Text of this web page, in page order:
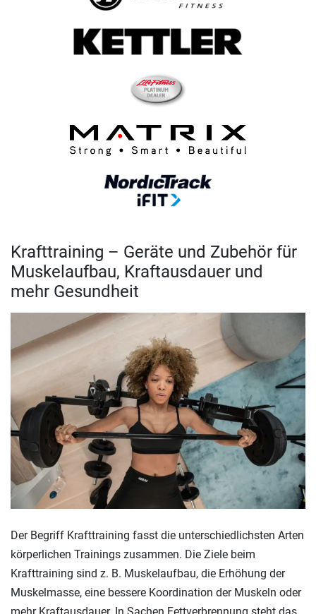
Krafttraining – Geräte und Zubehör für
Muskelaufbau, Kraftausdauer und
mehr Gesundheit
Der Begriff Krafttraining fasst die unterschiedlichsten Arten
körperlichen Trainings zusammen. Die Ziele beim
Krafttraining sind z. B. Muskelaufbau, die Erhöhung der
Muskelmasse, eine bessere Koordination der Muskeln oder